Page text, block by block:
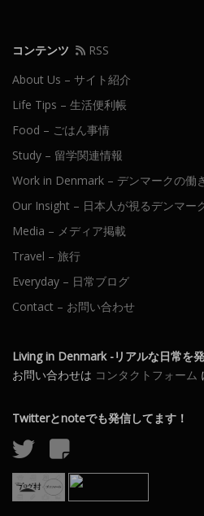
コンテンツ
RSS
About Us – サイト紹介
Life Tips – 生活便利帳
Food – ごはん事情
Study – 留学関連情報
Work in Denmark – デンマークの働
Our Insight – 日本人が視るデンマー
Media – メディア掲載
Travel – 旅行
Everyday – 日常ブログ
Contact – お問い合わせ
Living in Denmark -リアルな日常を
お問い合わせは コンタクトフォーム
Twitterとnoteでも発信してます！